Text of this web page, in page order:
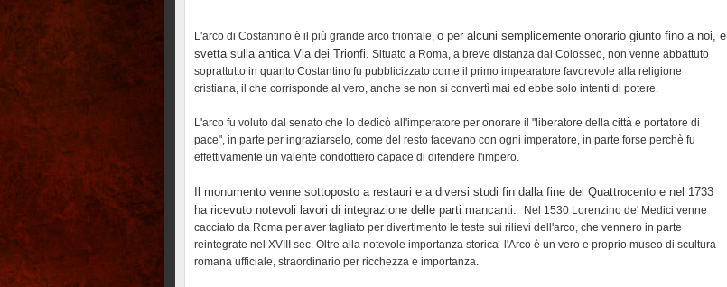
L'arco di Costantino è il più grande arco trionfale, o per alcuni semplicemente onorario giunto fino a noi, e
svetta sulla antica Via dei Trionfi. Situato a Roma, a breve distanza dal Colosseo, non venne abbattuto
soprattutto in quanto Costantino fu pubblicizzato come il primo impearatore favorevole alla religione
cristiana, il che corrisponde al vero, anche se non si convertì mai ed ebbe solo intenti di potere.
L'arco fu voluto dal senato che lo dedicò all'imperatore per onorare il "liberatore della città e portatore di
pace", in parte per ingraziarselo, come del resto facevano con ogni imperatore, in parte forse perchè fu
effettivamente un valente condottiero capace di difendere l'impero.
Il monumento venne sottoposto a restauri e a diversi studi fin dalla fine del Quattrocento e nel 1733
ha ricevuto notevoli lavori di integrazione delle parti mancanti.
Nel 1530 Lorenzino de' Medici venne
cacciato da Roma per aver tagliato per divertimento le teste sui rilievi dell'arco, che vennero in parte
reintegrate nel XVIII sec. Oltre alla notevole importanza storica l'Arco è un vero e proprio museo di scultura
romana ufficiale, straordinario per ricchezza e importanza.